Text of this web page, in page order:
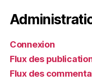
Connexion
Flux des
Flux des